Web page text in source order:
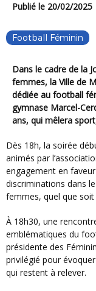
Publié le 20/02/2025
Football Féminin
Dans le cadre de la Journée internationale des droits des
femmes, la Ville de
dédiée au football
gymnase Marcel-
ans, qui mêlera
Dès 18h, la soirée débutera avec des ateliers d’entraînement
animés par
engagement en
discriminations dans
femmes, quel que
À 18h30, une rencontre exceptionnelle réunira des figures
emblématiques du
présidente des
privilégié pour
qui restent à relever.